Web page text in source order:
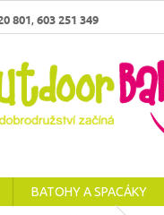
801 603 251 349
BATOHY A SPACÁKY